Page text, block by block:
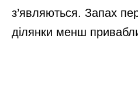
з’являються. Запах
ділянки менш